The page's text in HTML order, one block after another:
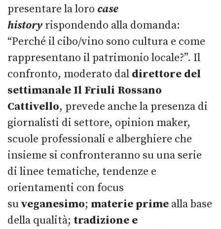
presentare la loro case
historyrispondendo alla domanda:
“Perché il cibo/vino sono cultura e come
rappresentano il patrimonio locale?”. Il
confronto, moderato dal direttore del
settimanale Il Friuli Rossano
Cattivello, prevede anche la presenza di
giornalisti di settore, opinion maker,
scuole professionali e alberghiere che
insieme si confronteranno su una serie
di linee tematiche, tendenze e
orientamenti con focus
su veganesimo; materie prime alla base
della qualità; tradizione e